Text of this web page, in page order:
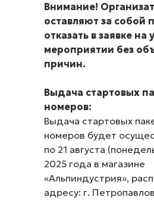
Внимание!
оставляют за собой
отказать в заявке на
мероприятии без
причин.
Выдача стартовых
номеров:
Выдача стартовых
номеров будет
по 21 августа
2025 года в магазине
«Альпиндустрия»,
адресу: г.